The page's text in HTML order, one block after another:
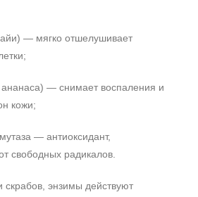
— мягко отшелушивает
— снимает воспаления и
кожи;
— антиоксидант,
свободных радикалов.
скрабов, энзимы действуют